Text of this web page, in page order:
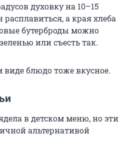
духовку на 10–15
а края хлеба
бутерброды можно
или съесть так.
виде блюдо тоже вкусное.
в детском меню, но эти
альтернативой